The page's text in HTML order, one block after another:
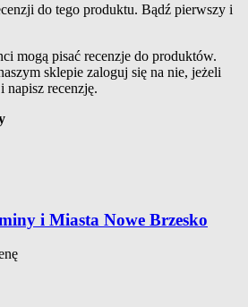
do tego produktu. Bądź pierwszy i
mogą pisać recenzje do produktów.
sklepie zaloguj się na nie, jeżeli
napisz recenzję.
i Miasta Nowe Brzesko